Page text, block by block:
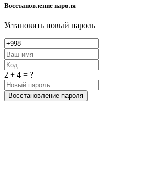
Восстановление пароля
Установить новый пароль
2 + 4 = ?
Восстановление пароля